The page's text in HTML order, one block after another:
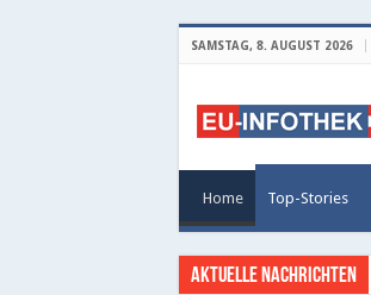
SAMSTAG, 8. AUGUST 2026
Home Top-Stories
Aktuelle Nachrichten